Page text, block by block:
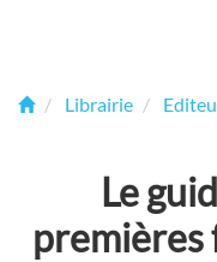
Librairie
Le
premières